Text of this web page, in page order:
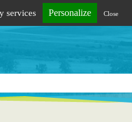
services Personalize Close